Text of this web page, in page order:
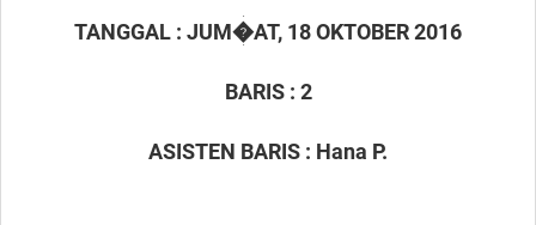
TANGGAL : JUM�AT, 18 OKTOBER 2016
BARIS : 2
ASISTEN BARIS : Hana P.